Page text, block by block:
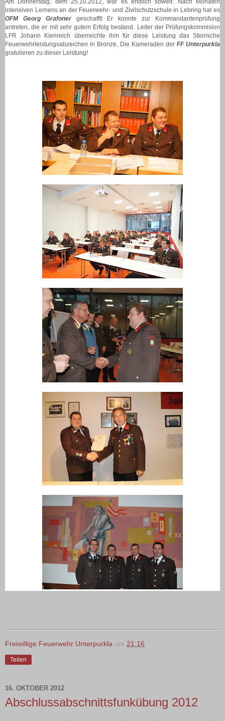
intensiven Lernens an der Feuerwehr- und Zivilschutzschule in Lebring hat es
OFM Georg Grafonergeschafft! Er konnte zur Kommandantenprüfung
antreten, die er mit sehr gutem Erfolg bestand. Leiter der Prüfungskommision
LFR Johann Kienreich überreichte ihm für diese Leistung das Steirische
Feuerwehrleistungsabzeichen in Bronze. Die Kameraden der FF Unterpurkla
gratulieren zu dieser Leistung!
Freiwillige Feuerwehr Unterpurkla um 21:16
Teilen
16. OKTOBER 2012
Abschlussabschnittsfunkübung 2012